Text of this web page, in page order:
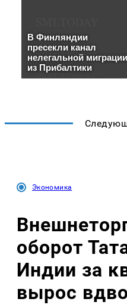
Экономика
оборот
Индии за
вырос